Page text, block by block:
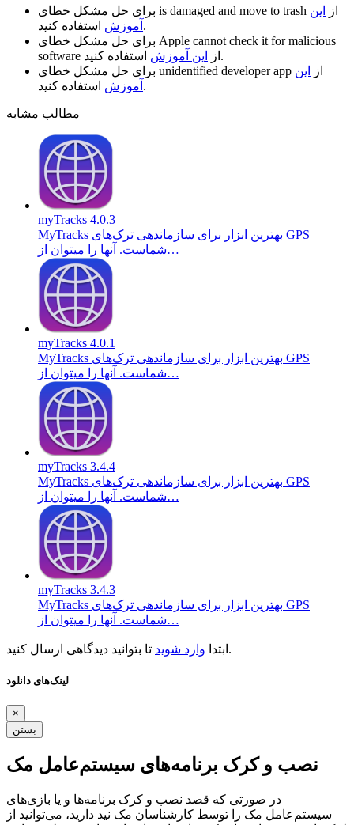
is damaged and move to trash از
این
آموزش استفاده کنید.
Apple cannot check it for malicious
software
از این آموزش
استفاده کنید.
unidentified developer app از
این
آموزش استفاده کنید.
مطالب مشابه
myTracks 4.0.3
MyTracks بهترین ابزار برای سازماندهی ترک‌های GPS
شماست. آنها را میتوان از…
myTracks 4.0.1
MyTracks بهترین ابزار برای سازماندهی ترک‌های GPS
شماست. آنها را میتوان از…
myTracks 3.4.4
MyTracks بهترین ابزار برای سازماندهی ترک‌های GPS
شماست. آنها را میتوان از…
myTracks 3.4.3
MyTracks بهترین ابزار برای سازماندهی ترک‌های GPS
شماست. آنها را میتوان از…
ابتدا وارد شوید تا بتوانید دیدگاهی ارسال کنید.
لینک‌های دانلود
×
بستن
نصب و کرک برنامه‌های سیستم‌عامل مک
در صورتی که قصد نصب و کرک برنامه‌ها و یا بازی‌های
سیستم‌عامل مک را توسط کارشناسان مک نید دارید، می‌توانید از